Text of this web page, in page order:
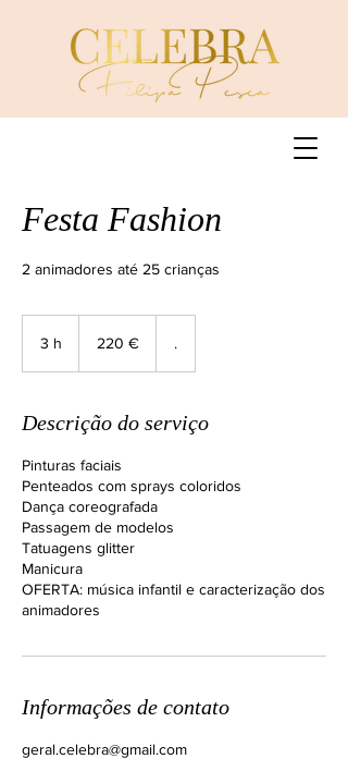
Festa Fashion
2 animadores até 25 crianças
3 h 220 € .
Descrição do serviço
Pinturas faciais
Penteados com sprays coloridos
Dança coreografada
Passagem de modelos
Tatuagens glitter
Manicura
OFERTA: música infantil e caracterização dos
animadores
Informações de contato
geral.celebra@gmail.com